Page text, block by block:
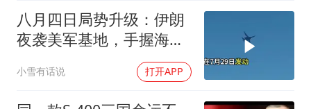
习近平心系体育强国建设
八月四日局势升级：伊朗
夜袭美军基地，手握海峡
筹码提出3000亿诉求
小雪有话说 打开APP